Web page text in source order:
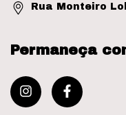
Rua Monteiro
Permaneça